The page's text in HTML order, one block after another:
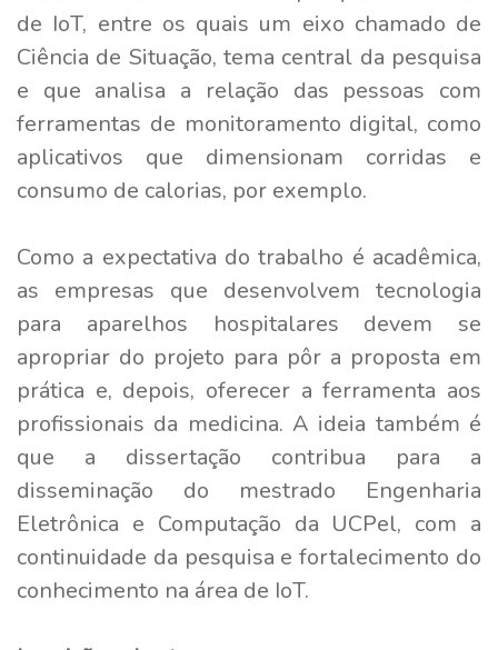
de IoT, entre os quais um eixo chamado de
Ciência de Situação, tema central da pesquisa
e que analisa a relação das pessoas com
ferramentas de monitoramento digital, como
aplicativos que dimensionam corridas e
consumo de calorias, por exemplo.
Como a expectativa do trabalho é acadêmica,
as empresas que desenvolvem tecnologia
para aparelhos hospitalares devem se
apropriar do projeto para pôr a proposta em
prática e, depois, oferecer a ferramenta aos
profissionais da medicina. A ideia também é
que a dissertação contribua para a
disseminação do mestrado Engenharia
Eletrônica e Computação da UCPel, com a
continuidade da pesquisa e fortalecimento do
conhecimento na área de IoT.